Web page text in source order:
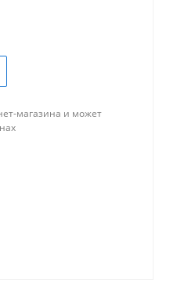
магазина и может